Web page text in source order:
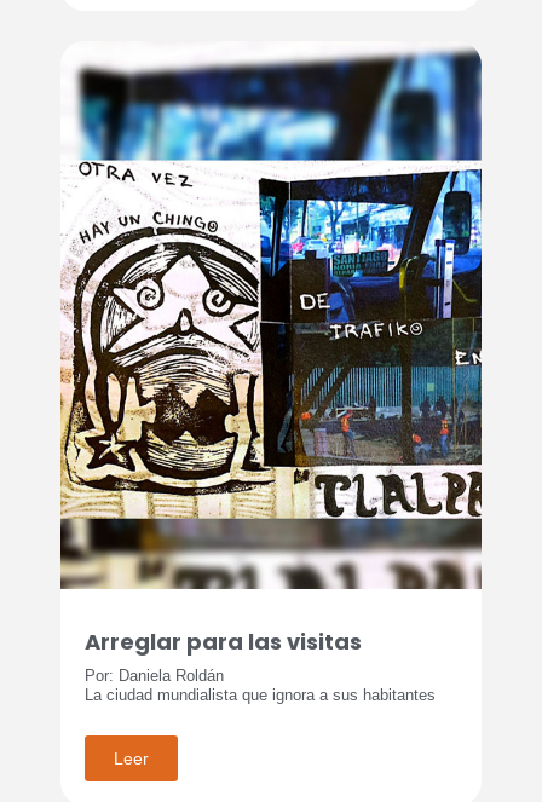
Arreglar para las visitas
Por: Daniela Roldán
La ciudad mundialista que ignora a sus habitantes
Leer